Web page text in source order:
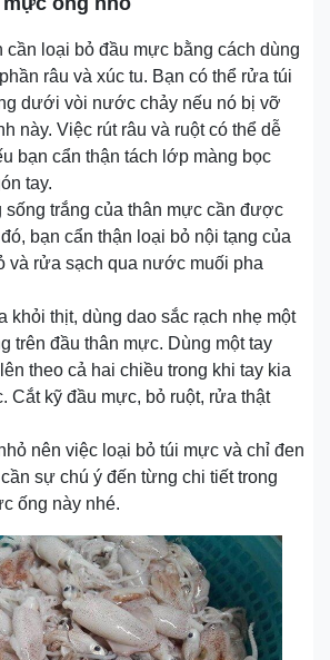
cần loại bỏ đầu mực bằng cách dùng
râu và xúc tu. Bạn có thể rửa túi
dưới vòi nước chảy nếu nó bị vỡ
này. Việc rút râu và ruột có thể dễ
bạn cẩn thận tách lớp màng bọc
tay.
sống trắng của thân mực cần được
bạn cẩn thận loại bỏ nội tạng của
và rửa sạch qua nước muối pha
khỏi thịt, dùng dao sắc rạch nhẹ một
trên đầu thân mực. Dùng một tay
theo cả hai chiều trong khi tay kia
Cắt kỹ đầu mực, bỏ ruột, rửa thật
nên việc loại bỏ túi mực và chỉ đen
sự chú ý đến từng chi tiết trong
ống này nhé.